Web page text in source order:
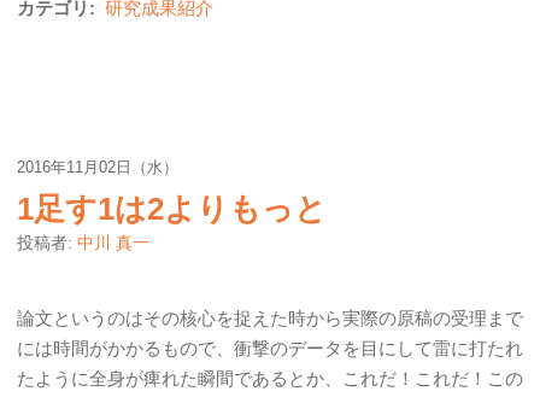
カテゴリ: 研究成果紹介
2016年11月02日（水）
1足す1は2よりもっと
投稿者: 中川 真一
論文というのはその核心を捉えた時から実際の原稿の受理まで
には時間がかかるもので、衝撃のデータを目にして雷に打たれ
たように全身が痺れた瞬間であるとか、これだ！これだ！この